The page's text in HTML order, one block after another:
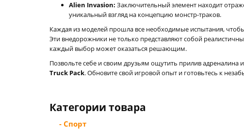
Alien Invasion: Заключительный элемент находит
уникальный взгляд на концепцию монстр-траков.
Каждая из моделей прошла все необходимые испытания,
Эти внедорожники не только представляют собой
каждый выбор может оказаться решающим.
Позвольте себе и своим друзьям ощутить прилив
Truck Pack. Обновите свой игровой опыт и готовьтесь к
Категории товара
- Спорт